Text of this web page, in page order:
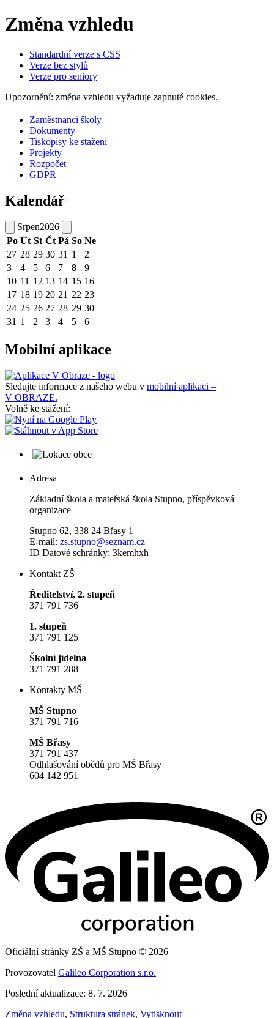
Změna vzhledu
Standardní verze s CSS
Verze bez stylů
Verze pro seniory
Upozornění: změna vzhledu vyžaduje zapnuté cookies.
Zaměstnanci školy
Dokumenty
Tiskopisy ke stažení
Projekty
Rozpočet
GDPR
Kalendář
Srpen2026
Po Út St Čt Pá So Ne
27 28 29 30 31 1
2
3
4 5 6 7 8
9
10 11 12 13 14 15 16
17 18 19 20 21 22 23
24 25 26 27 28 29 30
31 1 2 3 4 5 6
Mobilní aplikace
Sledujte informace z našeho webu v mobilní aplikaci –
V OBRAZE.
Volně ke stažení:
Adresa
Základní škola a mateřská škola Stupno, příspěvková
organizace
Stupno 62, 338 24 Břasy 1
E-mail: zs.stupno@seznam.cz
ID Datové schránky: 3kemhxh
Kontakt ZŠ
Ředitelství, 2. stupeň
371 791 736
1. stupeň
371 791 125
Školní jídelna
371 791 288
Kontakty MŠ
MŠ Stupno
371 791 716
MŠ Břasy
371 791 437
Odhlašování obědů pro MŠ Břasy
604 142 951
Oficiální stránky ZŠ a MŠ Stupno © 2026
Provozovatel Galileo Corporation s.r.o.
Poslední aktualizace: 8. 7. 2026
Změna vzhledu, Struktura stránek, Vytisknout